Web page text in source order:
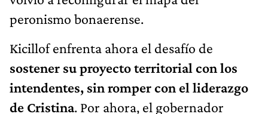
peronismo bonaerense.
Kicillof enfrenta ahora el desafío de
sostener su proyecto territorial con los
intendentes, sin romper con el liderazgo
de Cristina. Por ahora, el gobernador